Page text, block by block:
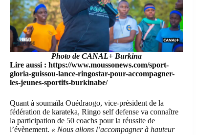
Photo de CANAL+ Burkina
Lire aussi : https://www.moussonews.com/sport-
gloria-guissou-lance-ringostar-pour-accompagner-
les-jeunes-sportifs-burkinabe/
Quant à soumaïla Ouédraogo, vice-président de la
fédération de karateka, Ringo self defense va connaître
la participation de 50 coachs pour la réussite de
l’évènement. « Nous allons l’accompagner à hauteur